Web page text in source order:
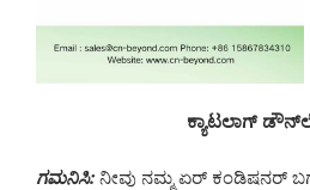
ಕ್ಯಾಟಲಾಗ್
ಗಮನಿಸಿ: ನೀವು ನಮ್ಮ ಏರ್ ಕಂಡಿಷನರ್ ಬಗ್ಗೆ